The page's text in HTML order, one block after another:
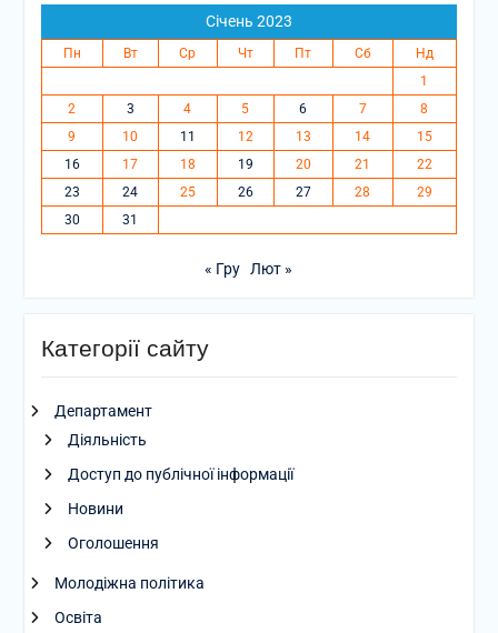
Січень 2023
Пн Вт Ср Чт Пт Сб
Нд
1
2
3 4 5 6 7
8
9
10 11 12 13 14
15
16
17 18 19 20 21
22
23
24 25 26 27 28
29
30
31
« Гру Лют »
Категорії сайту
Департамент
Діяльність
Доступ до публічної інформації
Новини
Оголошення
Молодіжна політика
Освіта